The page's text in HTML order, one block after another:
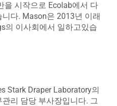
을 시작으로 Ecolab에서 다
다. Mason은 2013년 이래
의 이사회에서 일하고있습
Stark Draper Laboratory의
리 담당 부사장입니다. 그